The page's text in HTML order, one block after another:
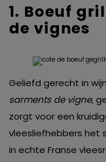
1. Boeuf
de vignes
Geliefd gerecht in
sarments de vigne,
zorgt voor een
vleesliefhebbers het
in echte Franse